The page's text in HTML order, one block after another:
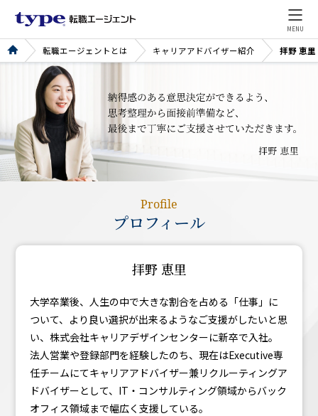
MENU
転職エージェントとは キャリアアドバイザー紹介 拝野 恵里
Profile
プロフィール
拝野 恵里
大学卒業後、人生の中で大きな割合を占める「仕事」に
ついて、より良い選択が出来るようなご支援がしたいと思
い、株式会社キャリアデザインセンターに新卒で入社。
法人営業や登録部門を経験したのち、現在はExecutive専
任チームにてキャリアアドバイザー兼リクルーティングア
ドバイザーとして、IT・コンサルティング領域からバック
オフィス領域まで幅広く支援している。